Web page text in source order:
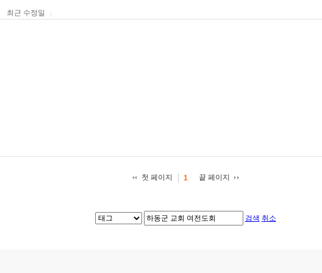
최근 수정일
첫 페이지
1 끝 페이지
검색 취소